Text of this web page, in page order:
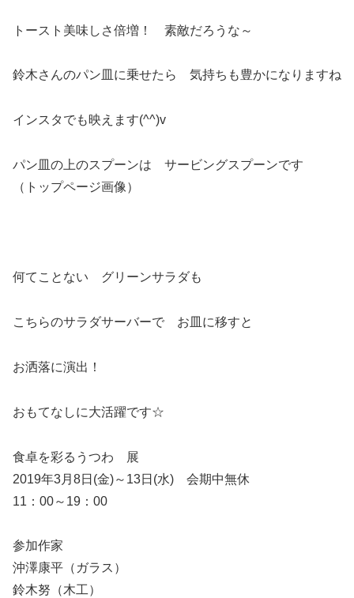
トースト美味しさ倍増！ 素敵だろうな～
鈴木さんのパン皿に乗せたら 気持ちも豊かになりますね
インスタでも映えます(^^)v
パン皿の上のスプーンは サービングスプーンです
（トップページ画像）
何てことない グリーンサラダも
こちらのサラダサーバーで お皿に移すと
お洒落に演出！
おもてなしに大活躍です☆
食卓を彩るうつわ 展
2019年3月8日(金)～13日(水) 会期中無休
11：00～19：00
参加作家
沖澤康平（ガラス）
鈴木努（木工）